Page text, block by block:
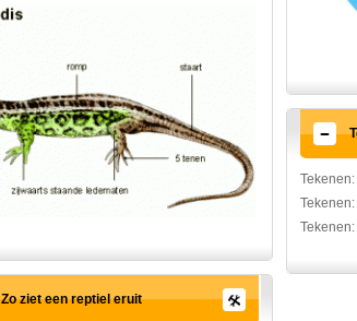
Zo ziet een reptiel eruit